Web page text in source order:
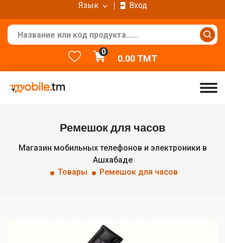
Язык
Вход
0
0.00TMT
Ремешок для часов
Магазин мобильных телефонов и электроники в
Ашхабаде
Товары
Ремешок для часов